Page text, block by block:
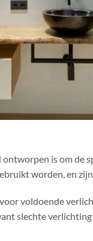
is om de
worden, en
voldoende
slechte